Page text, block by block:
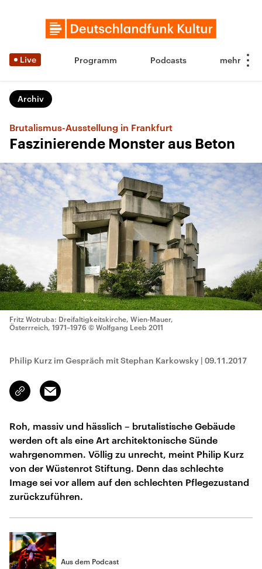
Live Programm Podcasts
Archiv
Brutalismus-Ausstellung in Frankfurt
Faszinierende Monster aus Beton
Fritz Wotruba: Dreifaltigkeitskirche, Wien-Mauer,
Österrreich, 1971–1976 © Wolfgang Leeb 2011
Philip Kurz im Gespräch mit Stephan Karkowsky | 09.11.2017
Link
kopieren/teilen
Email
Roh, massiv und hässlich – brutalistische Gebäude
werden oft als eine Art architektonische Sünde
wahrgenommen. Völlig zu unrecht, meint Philip Kurz
von der Wüstenrot Stiftung. Denn das schlechte
Image sei vor allem auf den schlechten Pflegezustand
zurückzuführen.
Aus dem Podcast